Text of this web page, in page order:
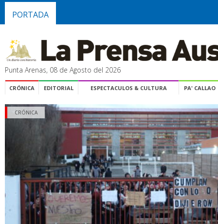
PORTADA
Punta Arenas, 08 de Agosto del 2026
CRÓNICA EDITORIAL ESPECTACULOS & CULTURA PA' CALLAO
CRÓNICA